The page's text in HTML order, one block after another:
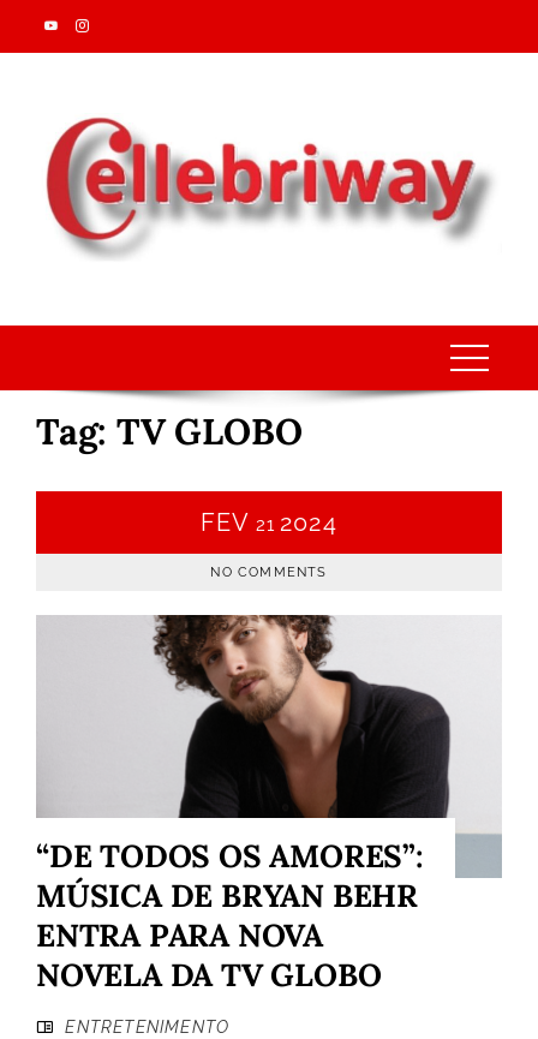
Skip
to
Tag: TV GLOBO
FEV 21 2024
NO COMMENTS
“DE TODOS OS AMORES”:
MÚSICA DE BRYAN BEHR
ENTRA PARA NOVA
NOVELA DA TV GLOBO
ENTRETENIMENTO